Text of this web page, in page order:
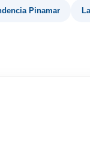
Pinamar